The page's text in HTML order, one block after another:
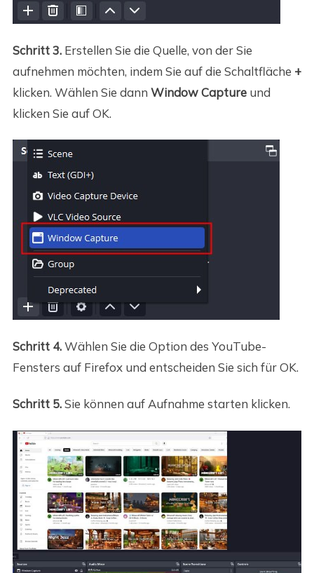
Schritt 3. Erstellen Sie die Quelle, von der Sie
aufnehmen möchten, indem Sie auf die Schaltfläche +
klicken. Wählen Sie dann Window Captureund
klicken Sie auf OK.
Schritt 4.Wählen Sie die Option des YouTube-
Fensters auf Firefox und entscheiden Sie sich für OK.
Schritt 5.Sie können auf Aufnahme starten klicken.